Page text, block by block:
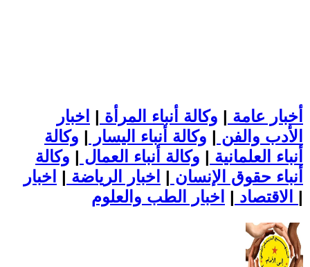
أخبار عامة | وكالة أنباء المرأة | اخبار
الأدب والفن | وكالة أنباء اليسار | وكالة
أنباء العلمانية | وكالة أنباء العمال | وكالة
أنباء حقوق الإنسان | اخبار الرياضة | اخبار
الاقتصاد | |